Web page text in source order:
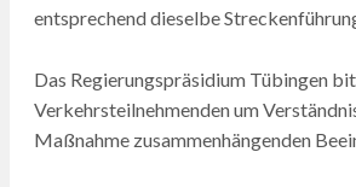
entsprechend dieselbe
Das Regierungspräsidium Tübingen
Verkehrsteilnehmenden um
Maßnahme zusammenhängenden